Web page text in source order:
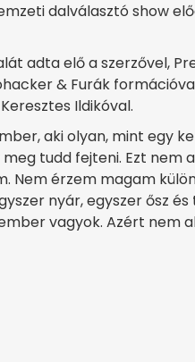
dalválasztó show
adta elő a szerzővel,
& Furák
Ildikóval.
aki olyan, mint egy
tudd fejteni. Ezt nem
Nem érzem magam
nyár, egyszer ősz
vagyok. Azért nem